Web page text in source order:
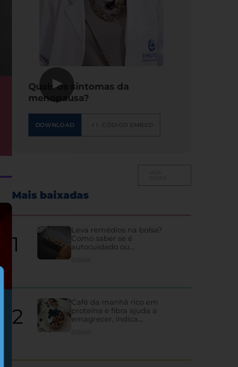
▶
Quais os sintomas da
menopausa?
DOWNLOAD
Mais baixadas
Leva remédios na bolsa?
Como saber se é
autocuidado ou
hipocondria
Acessar
Café da manhã rico em
proteína e fibra ajuda a
emagrecer, indica